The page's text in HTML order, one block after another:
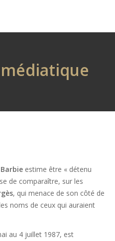
estime être « détenu
de comparaître, sur les
, qui menace de son côté de
noms de ceux qui auraient
au 4 juillet 1987, est